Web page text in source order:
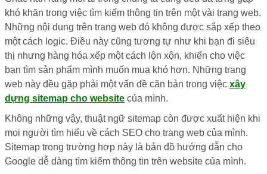
khó khăn trong việc tìm kiếm thông tin trên một vài trang web.
Những nội dung trên trang web đó không được sắp xếp theo
một cách logic. Điều này cũng tương tự như khi bạn đi siêu
thị nhưng hàng hóa xếp một cách lộn xộn, khiến cho việc
bạn tìm sản phẩm mình muốn mua khó hơn. Những trang
web này đều gặp phải một vấn đề căn bản trong việc xây
dựng sitemap cho website của mình.
Không những vậy, thuật ngữ sitemap còn được xuất hiện khi
mọi người tìm hiểu về cách SEO cho trang web của mình.
Sitemap trong trường hợp này là bản đồ hướng dẫn cho
Google dễ dàng tìm kiếm thông tin trên website của mình.